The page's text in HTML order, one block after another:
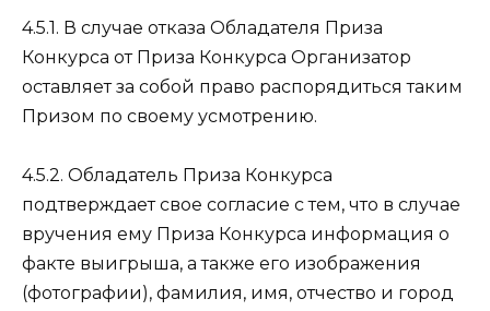
4.5.1. В случае отказа Обладателя Приза
Конкурса от Приза Конкурса Организатор
оставляет за собой право распорядиться таким
Призом по своему усмотрению.
4.5.2. Обладатель Приза Конкурса
подтверждает свое согласие с тем, что в случае
вручения ему Приза Конкурса информация о
факте выигрыша, а также его изображения
(фотографии), фамилия, имя, отчество и город